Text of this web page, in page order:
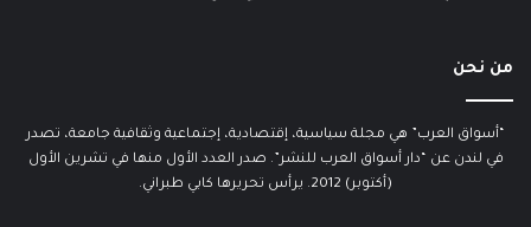
من نحن
“أسواق العرب” هي مجلة سياسية، إقتصادية، إجتماعية وثقافية جامعة، تصدر
في لندن عن “دار أسواق العرب للنشر”. صدر العدد الأول منها في تشرين الأول
(أكتوبر) 2012. يرأس تحريرها كابي طبراني.